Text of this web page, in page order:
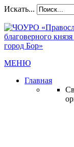
Искать...
МЕНЮ
Главная